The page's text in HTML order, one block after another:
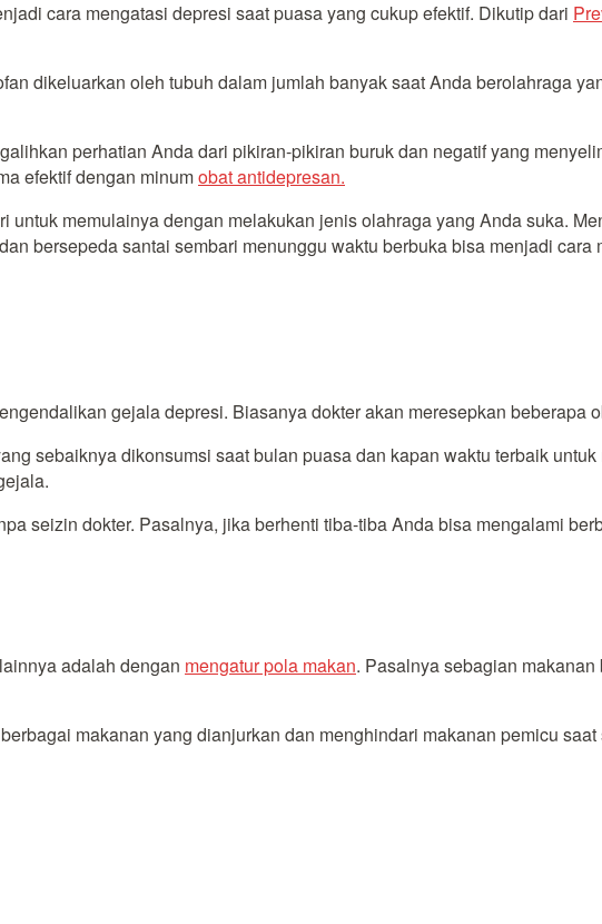
cara mengatasi depresi saat puasa yang cukup efektif. Dikutip dari
dikeluarkan oleh tubuh dalam jumlah banyak saat Anda berolahraga
perhatian Anda dari pikiran-pikiran buruk dan negatif yang
efektif dengan minumobat antidepresan.
untuk memulainya dengan melakukan jenis olahraga yang Anda suka.
bersepeda santai sembari menunggu waktu berbuka bisa menjadi
gejala depresi. Biasanya dokter akan meresepkan beberapa
sebaiknya dikonsumsi saat bulan puasa dan kapan waktu terbaik
seizin dokter. Pasalnya, jika berhenti tiba-tiba Anda bisa mengalami
adalah dengan mengatur pola makan. Pasalnya sebagian
makanan yang dianjurkan dan menghindari makanan pemicu